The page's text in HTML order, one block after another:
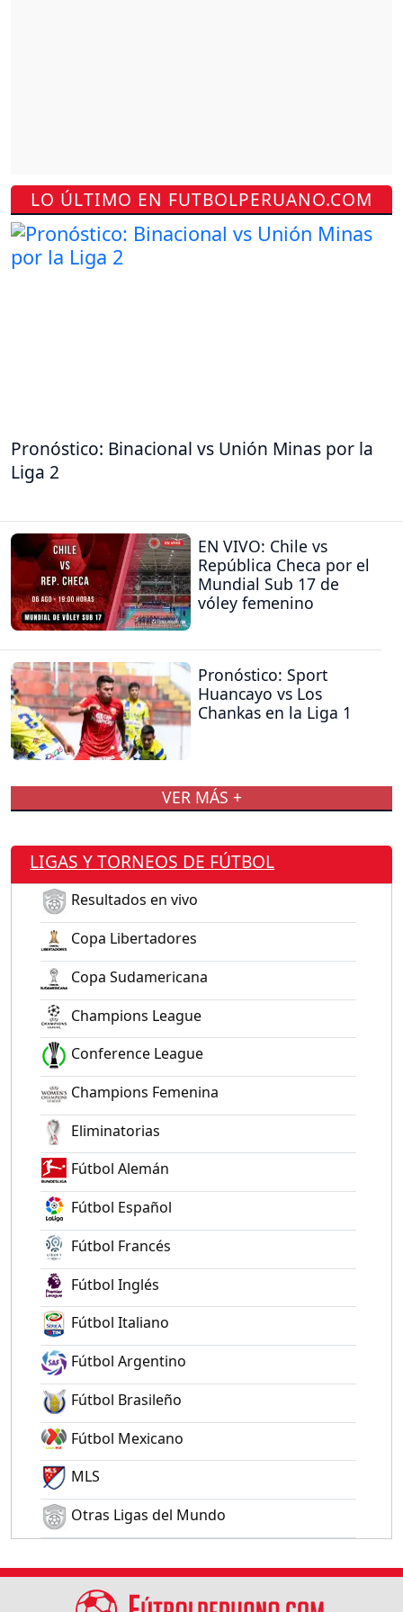
LO ÚLTIMO EN FUTBOLPERUANO.COM
Pronóstico: Binacional vs Unión Minas por la
Liga 2
EN VIVO: Chile vs
República Checa por el
Mundial Sub 17 de
vóley femenino
Pronóstico: Sport
Huancayo vs Los
Chankas en la Liga 1
VER MÁS +
LIGAS Y TORNEOS DE FÚTBOL
Resultados en vivo
Copa Libertadores
Copa Sudamericana
Champions League
Conference League
Champions Femenina
Eliminatorias
Fútbol Alemán
Fútbol Español
Fútbol Francés
Fútbol Inglés
Fútbol Italiano
Fútbol Argentino
Fútbol Brasileño
Fútbol Mexicano
MLS
Otras Ligas del Mundo